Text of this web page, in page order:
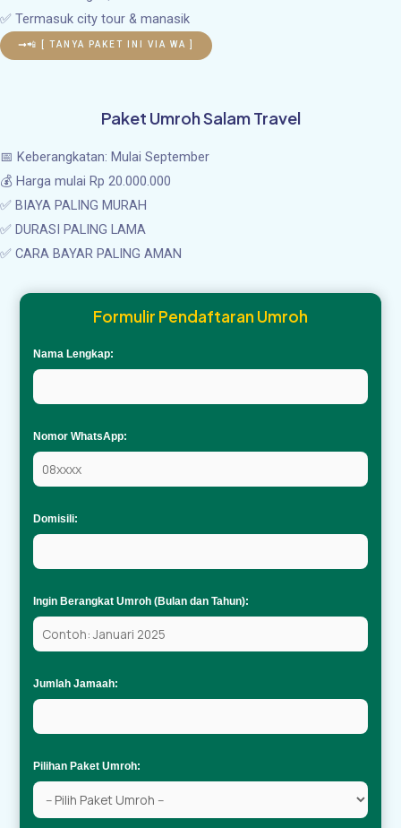
✅ Termasuk city tour & manasik
📲 [ TANYA PAKET INI VIA WA ]
Paket Umroh Salam Travel
📅 Keberangkatan: Mulai September
💰 Harga mulai Rp 20.000.000
✅ BIAYA PALING MURAH
✅ DURASI PALING LAMA
✅ CARA BAYAR PALING AMAN
Formulir Pendaftaran Umroh
Nama Lengkap:
Nomor WhatsApp:
Domisili:
Ingin Berangkat Umroh (Bulan dan Tahun):
Jumlah Jamaah:
Pilihan Paket Umroh: